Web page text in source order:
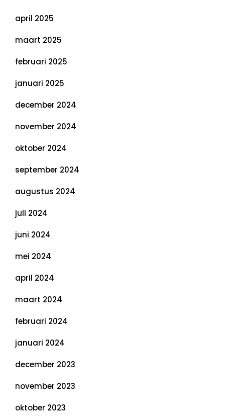
april 2025
maart 2025
februari 2025
januari 2025
december 2024
november 2024
oktober 2024
september 2024
augustus 2024
juli 2024
juni 2024
mei 2024
april 2024
maart 2024
februari 2024
januari 2024
december 2023
november 2023
oktober 2023